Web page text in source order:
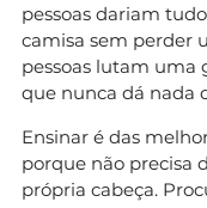
pessoas dariam
camisa sem perder
pessoas lutam uma
que nunca dá nada
Ensinar é das
porque não precisa
própria cabeça.